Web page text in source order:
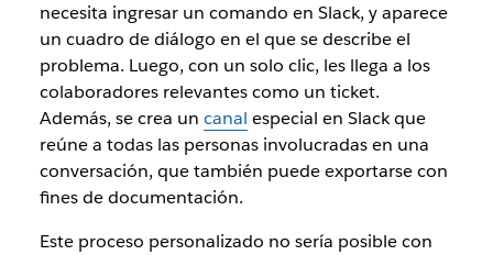
necesita ingresar un comando en Slack, y aparece
un cuadro de diálogo en el que se describe el
problema. Luego, con un solo clic, les llega a los
colaboradores relevantes como un ticket.
Además, se crea un canal especial en Slack que
reúne a todas las personas involucradas en una
conversación, que también puede exportarse con
fines de documentación.
Este proceso personalizado no sería posible con